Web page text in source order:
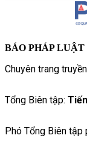
BÁO PHÁP
Chuyên trang
Tổng Biên tập:
Phó Tổng Biên tập